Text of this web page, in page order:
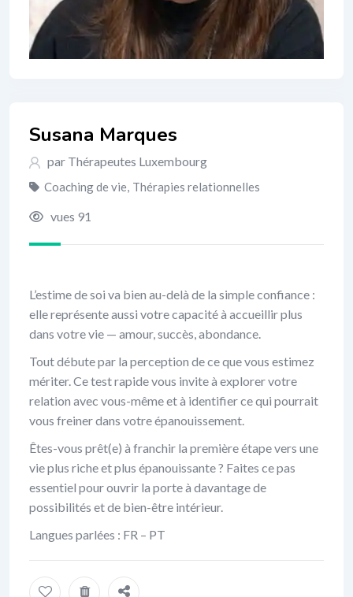
Susana Marques
par Thérapeutes Luxembourg
Coaching de vie, Thérapies relationnelles
vues 91
L’estime de soi va bien au-delà de la simple confiance :
elle représente aussi votre capacité à accueillir plus
dans votre vie — amour, succès, abondance.
Tout débute par la perception de ce que vous estimez
mériter. Ce test rapide vous invite à explorer votre
relation avec vous-même et à identifier ce qui pourrait
vous freiner dans votre épanouissement.
Êtes-vous prêt(e) à franchir la première étape vers une
vie plus riche et plus épanouissante ? Faites ce pas
essentiel pour ouvrir la porte à davantage de
possibilités et de bien-être intérieur.
Langues parlées : FR – PT